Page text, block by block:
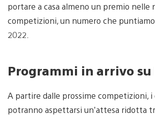
portare a casa almeno un premio nelle
competizioni, un numero che
2022.
Programmi in arrivo su
A partire dalle prossime competizioni, i
potranno aspettarsi un’attesa ridotta